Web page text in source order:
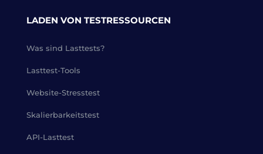
LADEN VON TESTRESSOURCEN
Was sind Lasttests?
Lasttest-Tools
Website-Stresstest
Skalierbarkeitstest
API-Lasttest